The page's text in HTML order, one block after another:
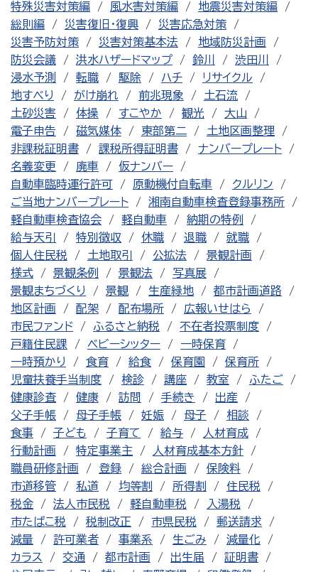
特殊災害対策編
風水害対策編
地震災害対策編
総則編
災害復旧・復興
災害応急対策
災害予防対策
災害対策基本法
地域防災計画
防災会議
洪水ハザードマップ 鈴川
渋田川
浸水予測
転職 駆除 ハチ
リサイクル
地すべり
がけ崩れ 前兆現象
土石流
土砂災害
体操 すこやか 観光
大山
電子申告
磁気媒体 東部第二
土地区画整理
非課税証明書
課税所得証明書
ナンバープレート
名義変更
廃車
仮ナンバー
自動車臨時運行許可
原動機付自転車
クルリン
ご当地ナンバープレート
湘南自動車検査登録事務所
軽自動車検査協会
軽自動車
納期の特例
給与天引
特別徴収 休職 退職
就職
個人住民税
土地取引 公拡法
景観計画
様式
景観条例 景観法
写真展
景観まちづくり
景観 生産緑地
都市計画道路
地区計画
配架 配布場所
広報いせはら
市民ファンド
ふるさと納税
不在者投票制度
戸籍住民課
ベビーシッター
一時保育
一時預かり
食育 給食 保育園
保育所
児童扶養手当制度
検診 講座 教室
ふたご
健康診査
健康 訪問 手続き
出産
父子手帳
母子手帳 妊娠 母子
相談
食事
子ども 子育て 給与
人材育成
行動計画
特定事業主
人材育成基本方針
職員研修計画
登録 総合計画
保険料
市道移管
私道 均等割 所得割
住民税
税金
法人市民税 軽自動車税
入湯税
市たばこ税
税制改正 市県民税
郵送請求
減量
許可業者 事業系 生ごみ
減量化
カラス
交通 都市計画 出生届
証明書